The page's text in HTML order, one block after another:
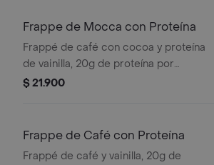
Frappe de Mocca con Proteína
Frappé de café con cocoa y proteína
de vainilla, 20g de proteína por
porción, sin azúcar añadida, textura
$ 21.900
Frappe de Café con Proteína
Frappé de café y vainilla, 20g de